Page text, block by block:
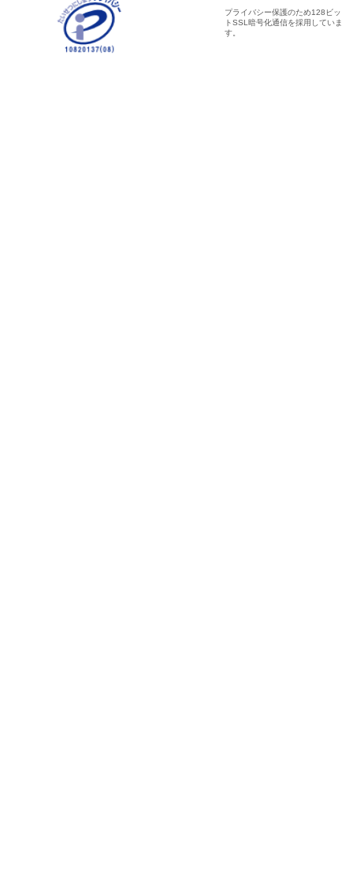
プライバシー保護のため128ビッ
トSSL暗号化通信を採用していま
す。